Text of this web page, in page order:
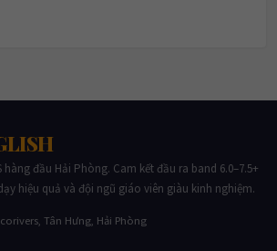
hàng đầu Hải Phòng. Cam kết đầu ra band 6.0–7.5+
hiệu quả và đội ngũ giáo viên giàu kinh nghiệm.
Tân Hưng, Hải Phòng